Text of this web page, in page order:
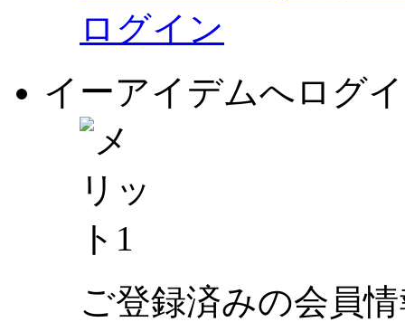
ログイン
イーアイデムへログ
ご登録済みの会員